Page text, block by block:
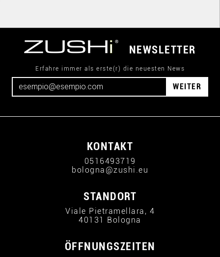
NEWSLETTER
Erfahre immer als erste(r) die neuesten News
WEITER
KONTAKT
0516493719
bologna@zushi.eu
STANDORT
Viale Pietramellara, 4
40131 Bologna
ÖFFNUNGSZEITEN